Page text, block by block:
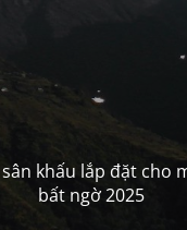
khấu lắp đặt cho
bất ngờ 2025